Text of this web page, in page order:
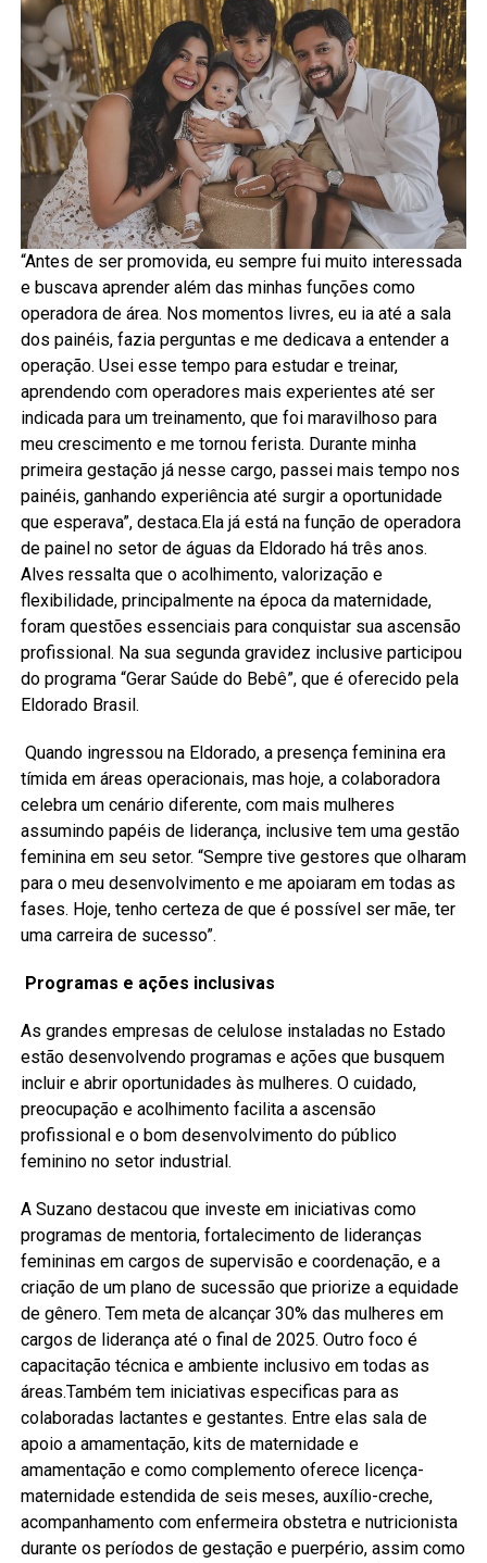
“Antes de ser promovida, eu sempre fui muito interessada
e buscava aprender além das minhas funções como
operadora de área. Nos momentos livres, eu ia até a sala
dos painéis, fazia perguntas e me dedicava a entender a
operação. Usei esse tempo para estudar e treinar,
aprendendo com operadores mais experientes até ser
indicada para um treinamento, que foi maravilhoso para
meu crescimento e me tornou ferista. Durante minha
primeira gestação já nesse cargo, passei mais tempo nos
painéis, ganhando experiência até surgir a oportunidade
que esperava”, destaca.Ela já está na função de operadora
de painel no setor de águas da Eldorado há três anos.
Alves ressalta que o acolhimento, valorização e
flexibilidade, principalmente na época da maternidade,
foram questões essenciais para conquistar sua ascensão
profissional. Na sua segunda gravidez inclusive participou
do programa “Gerar Saúde do Bebê”, que é oferecido pela
Eldorado Brasil.
Quando ingressou na Eldorado, a presença feminina era
tímida em áreas operacionais, mas hoje, a colaboradora
celebra um cenário diferente, com mais mulheres
assumindo papéis de liderança, inclusive tem uma gestão
feminina em seu setor. “Sempre tive gestores que olharam
para o meu desenvolvimento e me apoiaram em todas as
fases. Hoje, tenho certeza de que é possível ser mãe, ter
uma carreira de sucesso”.
Programas e ações inclusivas
As grandes empresas de celulose instaladas no Estado
estão desenvolvendo programas e ações que busquem
incluir e abrir oportunidades às mulheres. O cuidado,
preocupação e acolhimento facilita a ascensão
profissional e o bom desenvolvimento do público
feminino no setor industrial.
A Suzano destacou que investe em iniciativas como
programas de mentoria, fortalecimento de lideranças
femininas em cargos de supervisão e coordenação, e a
criação de um plano de sucessão que priorize a equidade
de gênero. Tem meta de alcançar 30% das mulheres em
cargos de liderança até o final de 2025. Outro foco é
capacitação técnica e ambiente inclusivo em todas as
áreas.Também tem iniciativas especificas para as
colaboradas lactantes e gestantes. Entre elas sala de
apoio a amamentação, kits de maternidade e
amamentação e como complemento oferece licença-
maternidade estendida de seis meses, auxílio-creche,
acompanhamento com enfermeira obstetra e nutricionista
durante os períodos de gestação e puerpério, assim como